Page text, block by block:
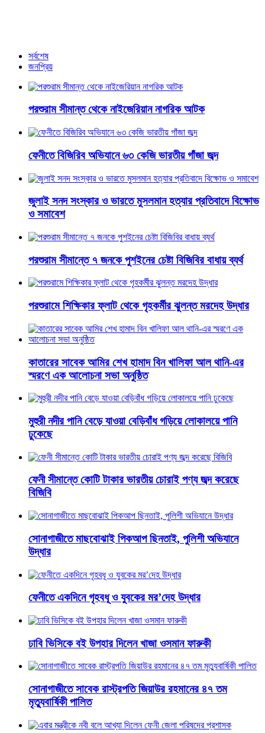
সর্বশেষ
জনপ্রিয়
পরশুরাম সীমান্ত থেকে নাইজেরিয়ান নাগরিক আটক
ফেনীতে বিজিরিব অভিযানে ৬৩ কেজি ভারতীয় গাঁজা জব্দ
জুলাই সনদ সংস্কার ও ভারতে মুসলমান হত্যার প্রতিবাদে বিক্ষোভ
ও সমাবেশ
পরশুরাম সীমান্তে ৭ জনকে পুশইনের চেষ্টা বিজিবির বাধায় ব্যর্থ
পরশুরামে শিক্ষিকার ফ্লাট থেকে গৃহকর্মীর ঝুলন্ত মরদেহ উদ্ধার
কাতারের সাবেক আমির শেখ হামাদ বিন খালিফা আল থানি-এর
স্মরণে এক আলোচনা সভা অনুষ্ঠিত
মুহুরী নদীর পানি বেড়ে যাওয়া বেড়িবাঁধ গড়িয়ে লোকালয়ে পানি
ঢুকেছে
ফেনী সীমান্তে কোটি টাকার ভারতীয় চোরাই পণ্য জব্দ করেছে
বিজিবি
সোনাগাজীতে মাছবোঝাই পিকআপ ছিনতাই, পুলিশী অভিযানে
উদ্ধার
ফেনীতে একদিনে গৃহবধূ ও যুবকের মর’দেহ উদ্ধার
ঢাবি ভিসিকে বই উপহার দিলেন খাজা ওসমান ফারুকী
সোনাগাজীতে সাবেক রাস্ট্রপতি জিয়াউর রহমানের ৪৭ তম
মৃত্যুবার্ষিকী পালিত